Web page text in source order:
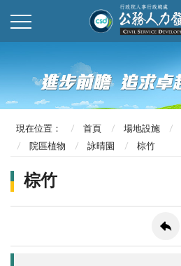
現在位置： 首頁 場地設施
院區植物
詠晴園 棕竹
棕竹